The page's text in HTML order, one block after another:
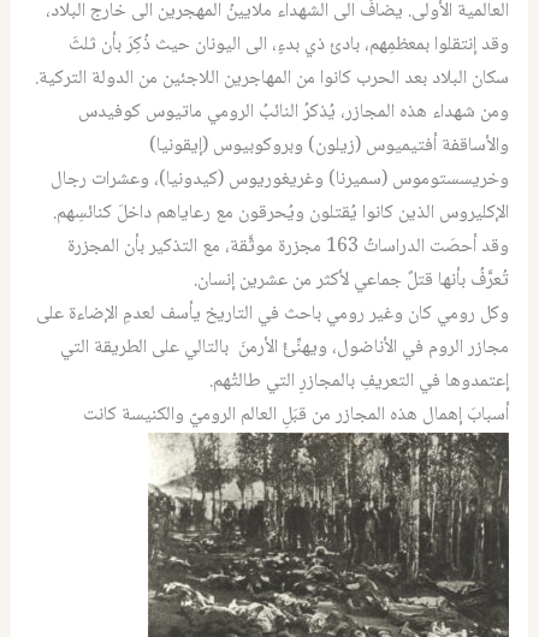
العالمية الأولى. يضافُ الى الشهداء ملايينُ المهجرين الى خارج البلاد،
وقد إنتقلوا بمعظمِهم، بادئ ذي بدءٍ، الى اليونان حيث ذُكِرَ بأن ثلثَ
سكان البلاد بعد الحرب كانوا من المهاجرين اللاجئين من الدولة التركية.
ومن شهداء هذه المجازر، يُذكرُ النائبُ الرومي ماتيوس كوفيدس
والأساقفة أفتيميوس (زيلون) وبروكوبيوس (إيقونيا)
وخريسستوموس (سميرنا) وغريغوريوس (كيدونيا)، وعشرات رجال
الإكليروس الذين كانوا يُقتلون ويُحرقون مع رعاياهم داخلَ كنائسِهم.
وقد أحصَت الدراساتُ 163 مجزرة موثَّقة، مع التذكير بأن المجزرة
تُعرَّفُ بأنها قتلٌ جماعي لأكثر من عشرين إنسان.
وكل رومي كان وغير رومي باحث في التاريخ يأسف لعدمِ الإضاءة على
مجازر الروم في الأناضول، ويهنِّئُ الأرمنَ بالتالي على الطريقة التي
إعتمدوها في التعريفِ بالمجازرِ التي طالتْهم.
أسبابَ إهمال هذه المجازر من قبَلِ العالم الروميّ والكنيسة كانت